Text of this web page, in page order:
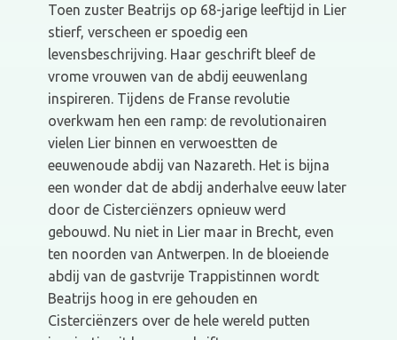
Toen zuster Beatrijs op 68-jarige leeftijd in Lier
stierf, verscheen er spoedig een
levensbeschrijving. Haar geschrift bleef de
vrome vrouwen van de abdij eeuwenlang
inspireren. Tijdens de Franse revolutie
overkwam hen een ramp: de revolutionairen
vielen Lier binnen en verwoestten de
eeuwenoude abdij van Nazareth. Het is bijna
een wonder dat de abdij anderhalve eeuw later
door de Cisterciënzers opnieuw werd
gebouwd. Nu niet in Lier maar in Brecht, even
ten noorden van Antwerpen. In de bloeiende
abdij van de gastvrije Trappistinnen wordt
Beatrijs hoog in ere gehouden en
Cisterciënzers over de hele wereld putten